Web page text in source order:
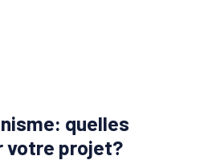
quelles
votre projet?